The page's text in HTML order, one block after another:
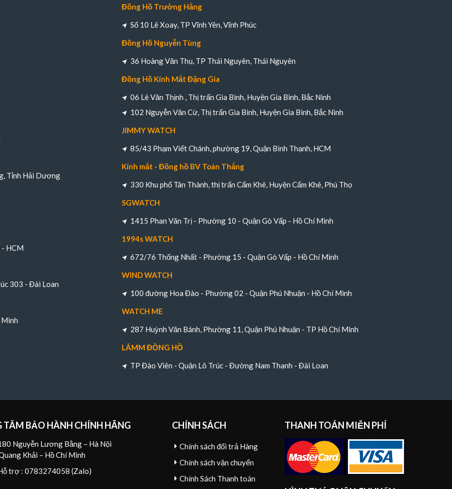
Tỉnh Hải Dương
HCM
303 - Đài Loan
Minh
Đồng Hồ Trường Hằng
Số 10 Lê Xoay, TP Vĩnh Yên, Vĩnh Phúc
Đồng Hồ Nguyễn Tùng
36 Hoàng Văn Thụ, TP Thái Nguyên, Thái Nguyên
Đồng Hồ Kính Mắt Đặng Gia
06 Lê Văn Thịnh , Thị trấn Gia Bình, Huyện Gia Bình, Bắc Ninh
102 Nguyễn Văn Cừ, Thị trấn Gia Bình, Huyện Gia Bình, Bắc Ninh
JIMMY WATCH
85/43 Phạm Viết Chánh, phường 19, Quận Bình Thạnh, HCM
Kính mắt - Đồng hồ BV Toàn Thắng
330 Khu phố Tân Thành, thị trấn Cẩm Khê, Huyện Cẩm Khê, Phú Thọ
SGWATCH
1415 Phan Văn Trị - Phường 10 - Quận Gò Vấp - Hồ Chí Minh
1994s WATCH
672/76 Thống Nhất - Phường 15 - Quận Gò Vấp - Hồ Chí Minh
WIND WATCH
100 đường Hoa Đào - Phường 02 - Quận Phú Nhuận - Hồ Chí Minh
WATCH ME
287 Huỳnh Văn Bánh, Phường 11, Quận Phú Nhuận - TP Hồ Chí Minh
LÂMM ĐỒNG HỒ
TP Đào Viên - Quận Lô Trúc - Đường Nam Thanh - Đài Loan
TÂM BẢO HÀNH CHÍNH HÃNG
Nguyễn Lương Bằng – Hà Nội
Khải – Hồ Chí Minh
trợ : 0783274058 (Zalo)
CHÍNH SÁCH
Chính sách đổi trả Hàng
Chính sách vận chuyển
Chính Sách Thanh toán
THANH TOÁN MIỄN PHÍ